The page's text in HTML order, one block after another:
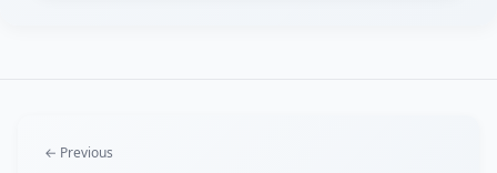
← Previous